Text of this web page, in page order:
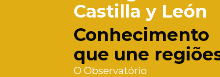
Castilla y León
Conhecimento
que une
O Observatório